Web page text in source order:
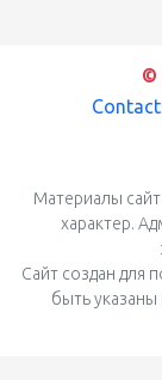
©
Материалы
характер.
Сайт создан для
быть